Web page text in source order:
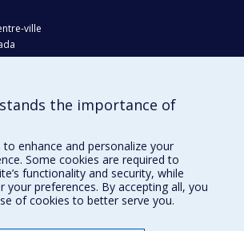
ville
the importance of
enhance and personalize your
Some cookies are required to
functionality and security, while
your preferences. By accepting all, you
of cookies to better serve you.